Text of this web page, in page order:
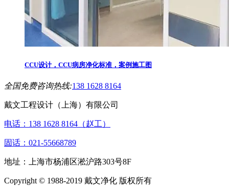
CCU设计，CCU病房净化标准，案例施工图
全国免费咨询热线:138 1628 8164
戴文工程设计（上海）有限公司
电话：138 1628 8164（赵工）
固话：021-55668789
地址：上海市杨浦区淞沪路303号8F
Copyright © 1988-2019 戴文净化 版权所有